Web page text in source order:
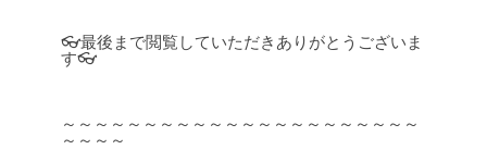
👓最後まで閲覧していただきありがとうございま
す👓
～～～～～～～～～～～～～～～～～～～～～～
～～～～